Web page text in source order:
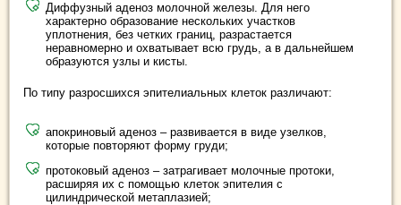
Диффузный аденоз молочной железы. Для него
характерно образование нескольких участков
уплотнения, без четких границ, разрастается
неравномерно и охватывает всю грудь, а в дальнейшем
образуются узлы и кисты.
По типу разросшихся эпителиальных клеток различают:
апокриновый аденоз – развивается в виде узелков,
которые повторяют форму груди;
протоковый аденоз – затрагивает молочные протоки,
расширяя их с помощью клеток эпителия с
цилиндрической метаплазией;